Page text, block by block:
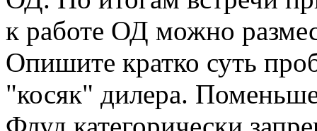
к работе ОД можно
Опишите кратко суть
"косяк" дилера.